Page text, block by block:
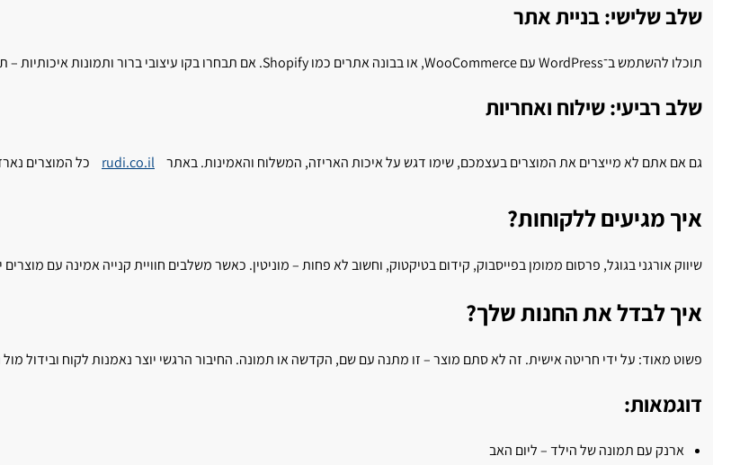
שלב שלישי: בניית אתר
תוכלו להשתמש ב־WordPress עם WooCommerce, או בבונה אתרים כמו Shopify. אם תבחרו בקו עיצובי ברור ותמונות איכותיות – תבלטו מהר מאוד. אל תשכחו לשלב אזור להזנת הקדשה אישית בעת ההזמנה.
שלב רביעי: שילוח ואחריות
גם אם אתם לא מייצרים את המוצרים בעצמכם, שימו דגש על איכות האריזה, המשלוח והאמינות. באתר rudi.co.il כל המוצרים
איך מגיעים ללקוחות?
שיווק אורגני בגוגל, פרסום ממומן בפייסבוק, קידום בטיקטוק, וחשוב לא פחות – מוניטין. כאשר משלבים חוויית קנייה אמינה עם
איך לבדל את החנות שלך?
פשוט מאוד: על ידי חריטה אישית. זה לא סתם מוצר – זו מתנה עם שם, הקדשה או תמונה. החיבור הרגשי יוצר נאמנות לקוח ובידול
דוגמאות:
ארנק עם תמונה של הילד – ליום האב